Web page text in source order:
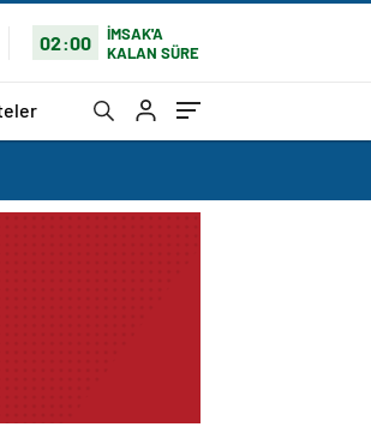
02:00
İMSAK'A
KALAN SÜRE